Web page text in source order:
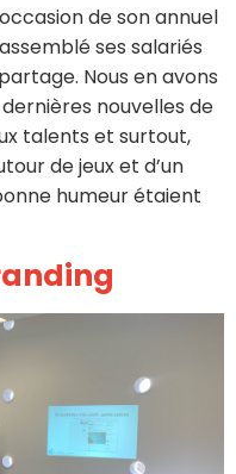
de son annuel
ses salariés
Nous en avons
nouvelles de
talents et surtout,
de jeux et d’un
humeur étaient